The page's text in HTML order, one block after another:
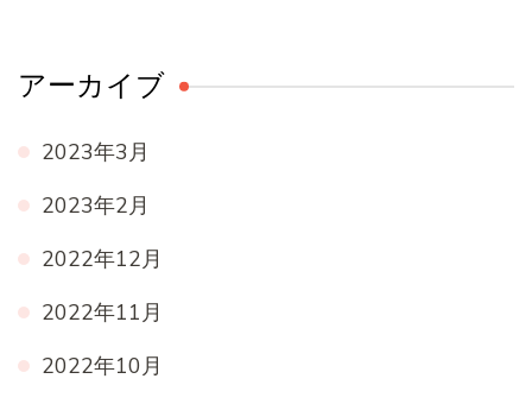
アーカイブ
2023年3月
2023年2月
2022年12月
2022年11月
2022年10月